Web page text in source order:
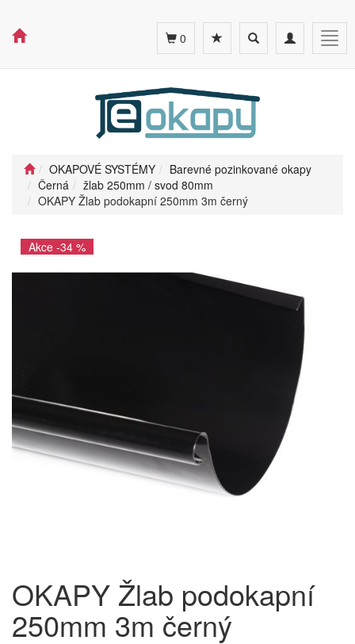
Toggle
navigation
Toggle
search
0
OKAPOVÉ SYSTÉMY
Barevné pozinkované okapy
Černá
žlab 250mm / svod 80mm
OKAPY Žlab podokapní 250mm 3m černý
Akce -34 %
OKAPY Žlab podokapní
250mm 3m černý